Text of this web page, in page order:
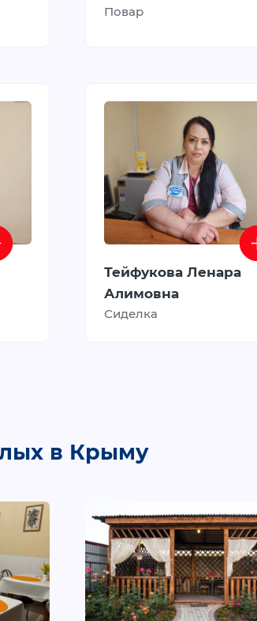
Повар
Тейфукова Ленара
Алимовна
Сиделка
в Крыму